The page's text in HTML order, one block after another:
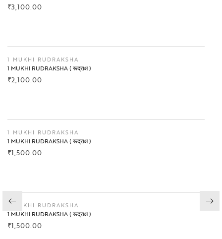
₹3,100.00
1 MUKHI RUDRAKSHA
1 MUKHI RUDRAKSHA ( रूद्राक्ष )
₹2,100.00
1 MUKHI RUDRAKSHA
1 MUKHI RUDRAKSHA ( रूद्राक्ष )
₹1,500.00
1 MUKHI RUDRAKSHA
1 MUKHI RUDRAKSHA ( रूद्राक्ष )
₹1,500.00